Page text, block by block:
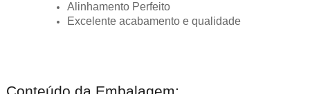
Alinhamento Perfeito
Excelente acabamento e qualidade